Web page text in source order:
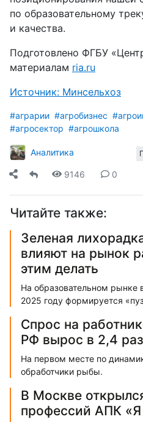
по образовательному
и качества.
Подготовлено ФГБУ
материалам ria.ru
Источник: Минсельхоз
#аграрии #агробизнес
#агросектор #агрошкола
Аналитика
9146 0
Читайте также:
Зеленая
влияют на рынок
этим делать
На образовательном рынке
2025 году формируется
Спрос на
РФ вырос в 2,4
На первом месте по
обработчики рыбы.
В Москве
профессий АПК «Я